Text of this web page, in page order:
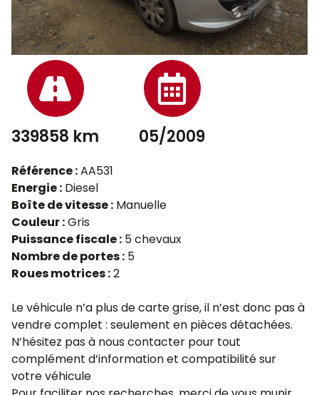
339858 km 05/2009
Référence :AA531
Energie : Diesel
Boîte de vitesse : Manuelle
Couleur :Gris
Puissance fiscale : 5 chevaux
Nombre de portes : 5
Roues motrices :2
Le véhicule n’a plus de carte grise, il n’est donc pas à
vendre complet : seulement en pièces détachées.
N’hésitez pas à nous contacter pour tout
complément d’information et compatibilité sur
votre véhicule